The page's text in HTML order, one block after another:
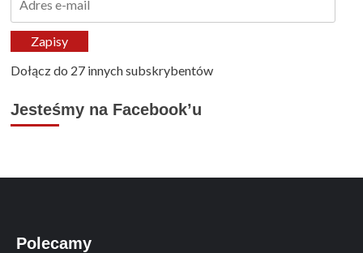
mailZapisy
Dołącz do 27 innych subskrybentów
Jesteśmy na Facebook’u
Polecamy